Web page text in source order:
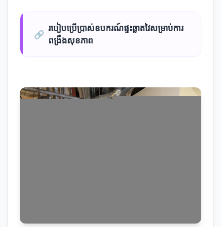
🔗
របៀបប្រើប្រាស់ឧបករណ៍ផ្ទះឆ្លាតវៃសម្រាប់ការ
ពង្រឹងសុខភាព